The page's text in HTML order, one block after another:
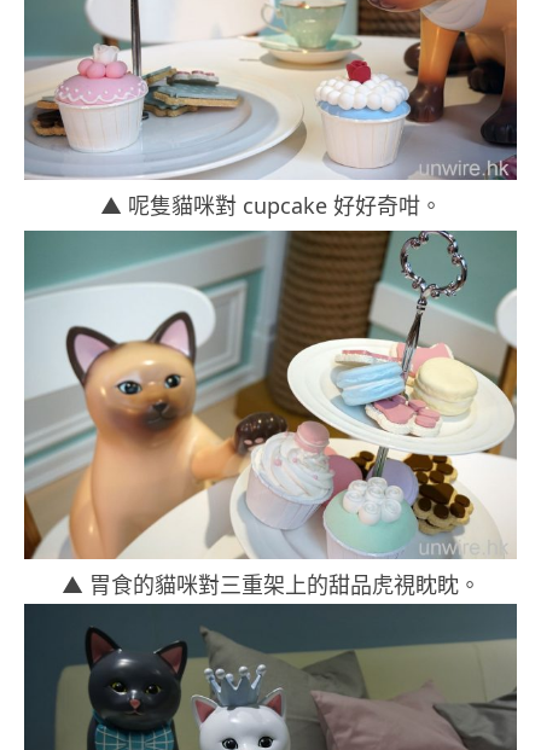
▲ 呢隻貓咪對 cupcake 好好奇咁。
▲ 胃食的貓咪對三重架上的甜品虎視眈眈。